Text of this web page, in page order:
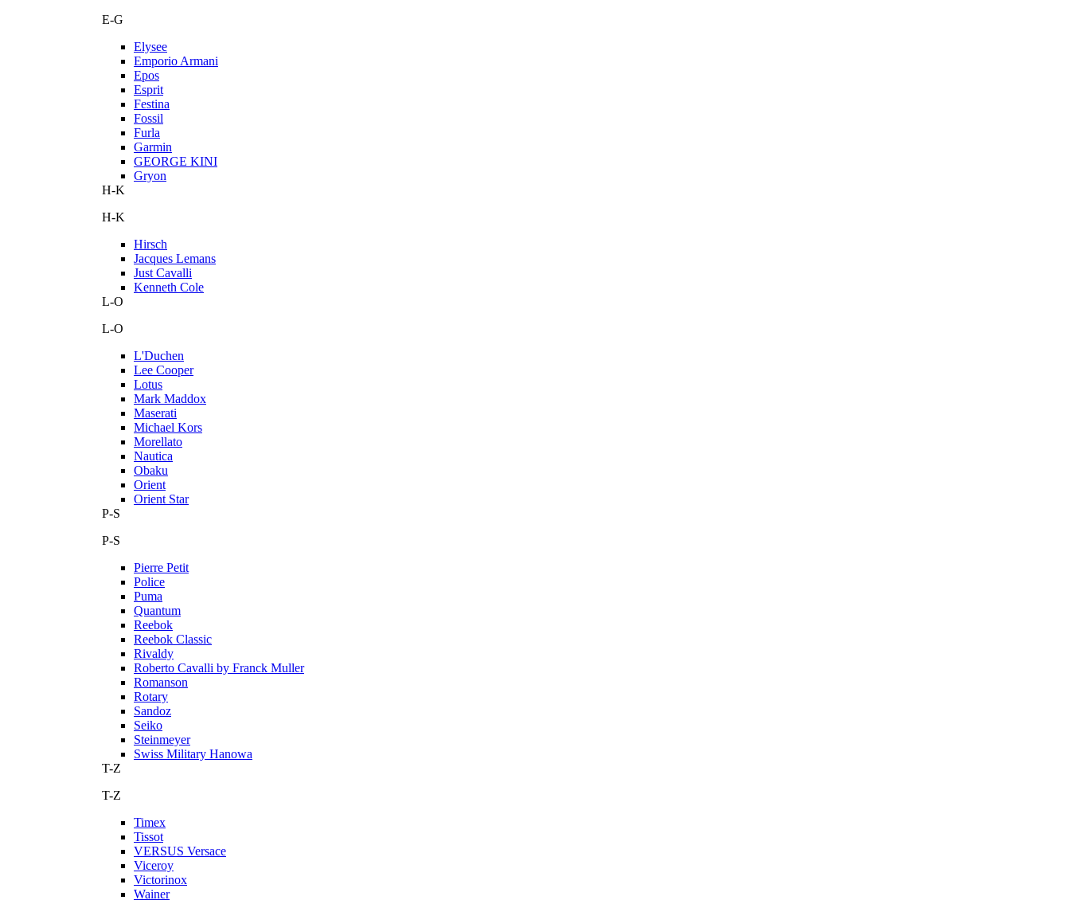
E-G
Elysee
Emporio Armani
Epos
Esprit
Festina
Fossil
Furla
Garmin
GEORGE KINI
Gryon
H-K
H-K
Hirsch
Jacques Lemans
Just Cavalli
Kenneth Cole
L-O
L-O
L'Duchen
Lee Cooper
Lotus
Mark Maddox
Maserati
Michael Kors
Morellato
Nautica
Obaku
Orient
Orient Star
P-S
P-S
Pierre Petit
Police
Puma
Quantum
Reebok
Reebok Classic
Rivaldy
Roberto Cavalli by Franck Muller
Romanson
Rotary
Sandoz
Seiko
Steinmeyer
Swiss Military Hanowa
T-Z
T-Z
Timex
Tissot
VERSUS Versace
Viceroy
Victorinox
Wainer